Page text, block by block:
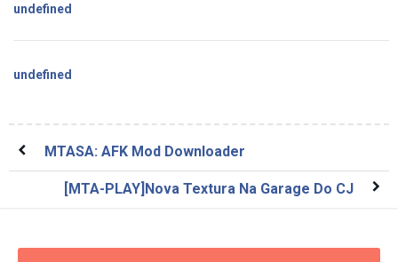
undefined
undefined
MTASA: AFK Mod Downloader
[MTA-PLAY]Nova Textura Na Garage Do CJ